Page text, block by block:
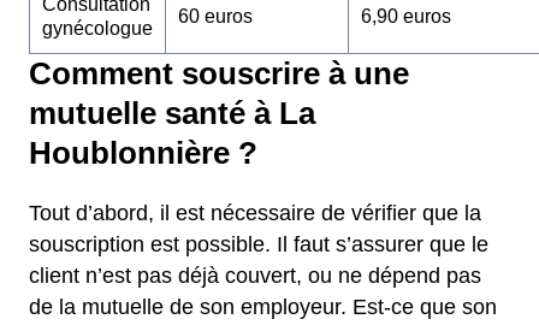
Consultation
gynécologue
60 euros 6,90 euros
Comment souscrire à une
mutuelle santé à La
Houblonnière ?
Tout d’abord, il est nécessaire de vérifier que la
souscription est possible. Il faut s’assurer que le
client n’est pas déjà couvert, ou ne dépend pas
de la mutuelle de son employeur. Est-ce que son